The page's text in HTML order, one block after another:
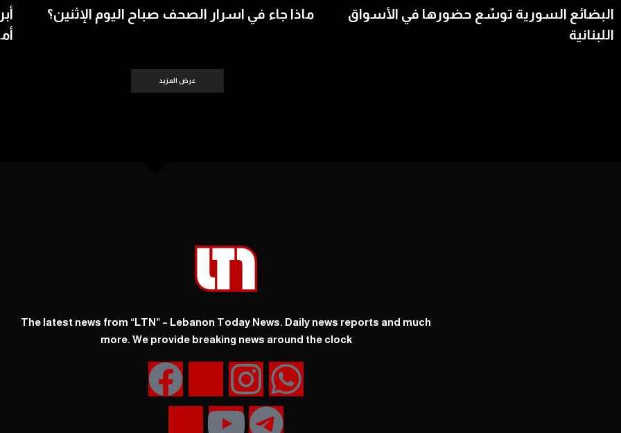
البضائع السورية توسّع حضورها في الأسواق
اللبنانية
ماذا جاء في اسرار الصحف صباح اليوم الإثنين؟
عرض المزيد
The latest news from “LTN” – Lebanon Today News. Daily news reports and much
more. We provide breaking news around the clock